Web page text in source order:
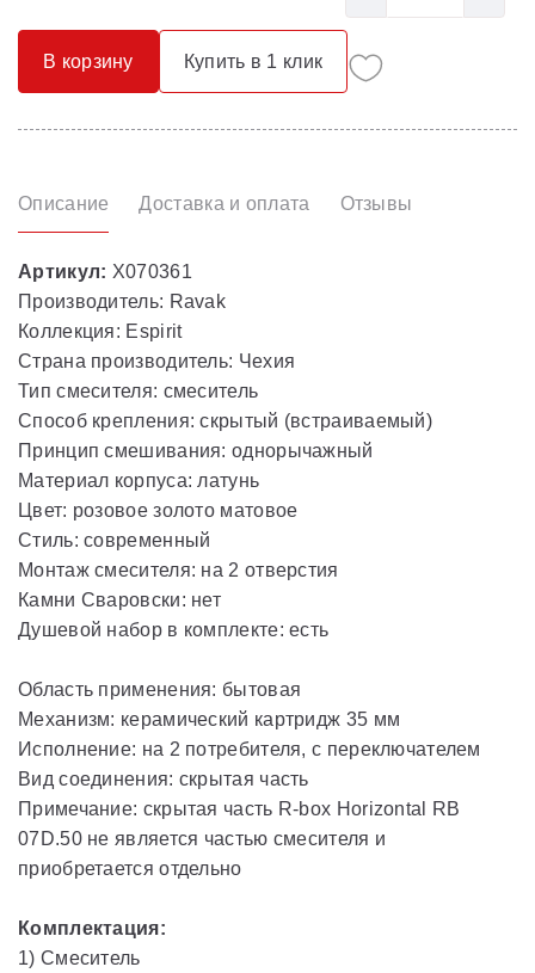
В корзину Купить в 1 клик
Описание Доставка и оплата Отзывы
Артикул: X070361
Производитель: Ravak
Коллекция: Espirit
Страна производитель: Чехия
Тип смесителя: смеситель
Способ крепления: скрытый (встраиваемый)
Принцип смешивания: однорычажный
Материал корпуса: латунь
Цвет: розовое золото матовое
Стиль: современный
Монтаж смесителя: на 2 отверстия
Камни Сваровски: нет
Душевой набор в комплекте: есть
Область применения: бытовая
Механизм: керамический картридж 35 мм
Исполнение: на 2 потребителя, с переключателем
Вид соединения: скрытая часть
Примечание: скрытая часть R-box Horizontal RB
07D.50 не является частью смесителя и
приобретается отдельно
Комплектация:
1) Смеситель